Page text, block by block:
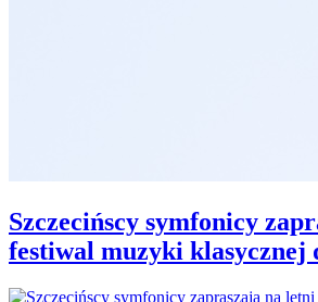
Szczecińscy symfonicy
festiwal muzyki klasycznej